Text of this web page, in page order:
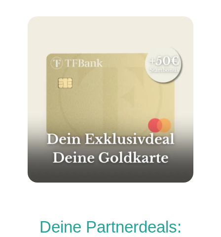
Deine Partnerdeals: